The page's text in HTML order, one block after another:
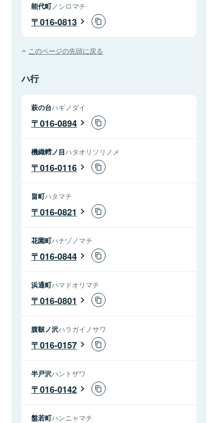
能代町ノシロマチ
016-0813
このページの先頭に戻る
ハ行
萩の台ハギノダイ
016-0894
機織轌ノ目ハタオリソリノメ
016-0116
畠町ハタマチ
016-0821
花園町ハナゾノマチ
016-0844
浜通町ハマドオリマチ
016-0801
腹鞁ノ沢ハラガイノサワ
016-0157
半戸沢ハントザワ
016-0142
盤若町ハンニャマチ